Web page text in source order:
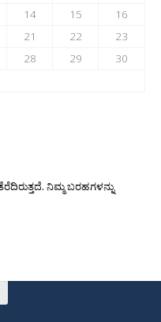
14 15
16
21 22
23
28 29
30
ನಿಮ್ಮ ಬರಹಗಳನ್ನು